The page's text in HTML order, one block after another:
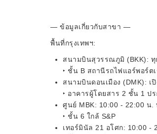
— ข้อมูลเกี่ยวกับสาขา —
พื้นที่กรุงเทพฯ:
สนามบินสุวรรณภูมิ (BKK):
‣ ชั้น B สถานีรถไฟแอร์พอร์ต
สนามบินดอนเมือง (DMK): เ
‣ อาคารผู้โดยสาร 2 ชั้น 1 ป
ศูนย์ MBK: 10:00 - 22:00 น.
‣ ชั้น 6 ใกล้ S&P
เทอร์มินัล 21 อโศก: 10:00 -